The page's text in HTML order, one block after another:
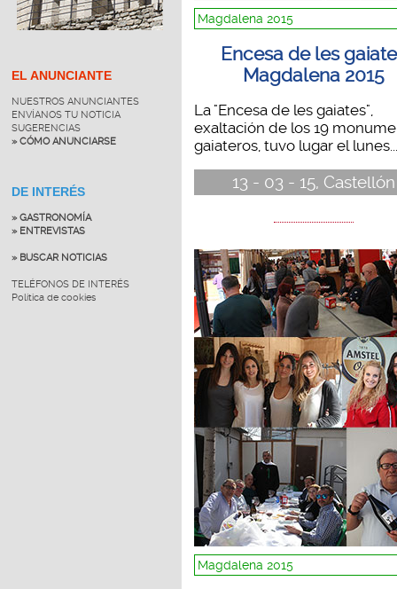
EL ANUNCIANTE
NUESTROS ANUNCIANTES
ENVÍANOS TU NOTICIA
SUGERENCIAS
» CÓMO ANUNCIARSE
DE INTERÉS
» GASTRONOMÍA
» ENTREVISTAS
» BUSCAR NOTICIAS
TELÉFONOS DE INTERÉS
Política de cookies
Magdalena 2015
Encesa de les
Magdalena 2015
La "Encesa de les gaiates",
exaltación de los 19
gaiateros, tuvo lugar el lunes...
13 - 03 - 15, Castellón
Magdalena 2015